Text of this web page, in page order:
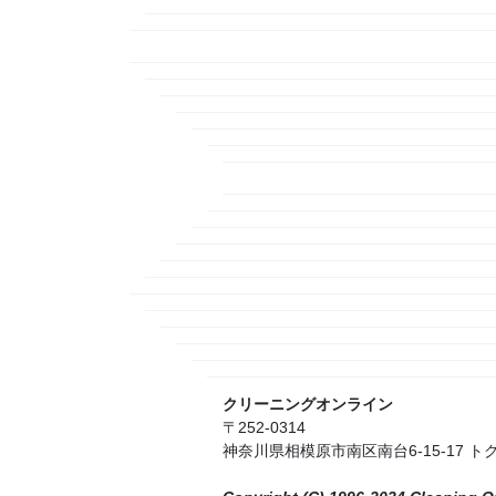
クリーニングオンライン
〒252-0314
神奈川県相模原市南区南台6-15-17 ト